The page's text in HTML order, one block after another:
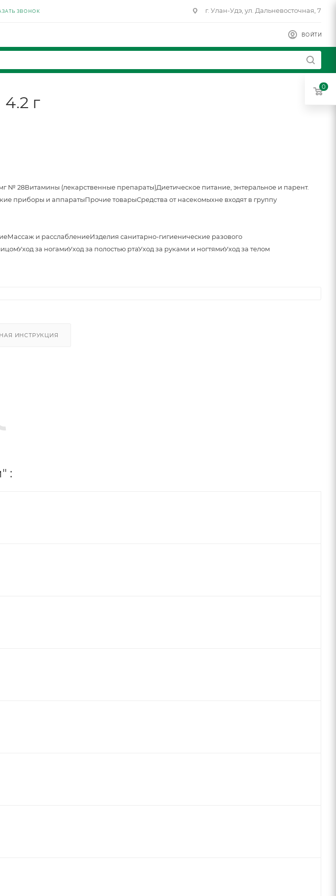
ЗВОНОК г. Улан-Удэ, ул. Дальневосточная, 7
ВОЙТИ
г
№ 28Витамины (лекарственные препараты)Диетическое питание, энтеральное и парент.
приборы и аппаратыПрочие товарыСредства от насекомыхне входят в группу
Массаж и расслаблениеИзделия санитарно-гигиенические разового
Уход за ногамиУход за полостью ртаУход за руками и ногтямиУход за телом
ИНСТРУКЦИЯ
:
0